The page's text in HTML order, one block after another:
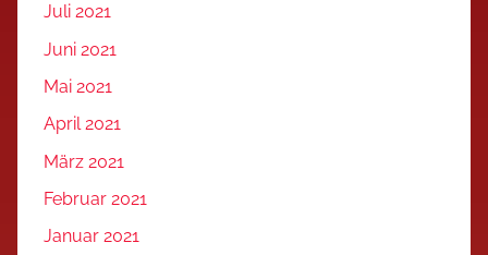
Juli 2021
Juni 2021
Mai 2021
April 2021
März 2021
Februar 2021
Januar 2021